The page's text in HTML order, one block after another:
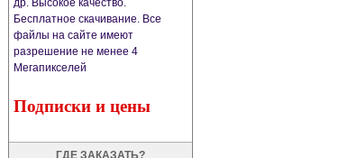
др. Высокое качество.
Бесплатное скачивание. Все
файлы на сайте имеют
разрешение не менее 4
Мегапикселей
Подписки и цены
ГДЕ ЗАКАЗАТЬ?